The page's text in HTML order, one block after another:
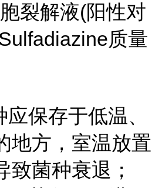
裂解液(阳性对
质量
保存于低温、
地方，室温放置
致菌种衰退；